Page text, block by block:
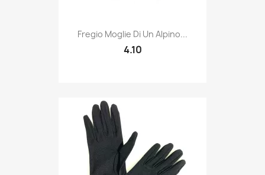
Quick view
Fregio Moglie Di Un Alpino...
4.10